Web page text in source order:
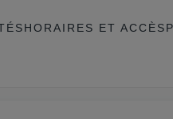
HORAIRES ET ACCÈS